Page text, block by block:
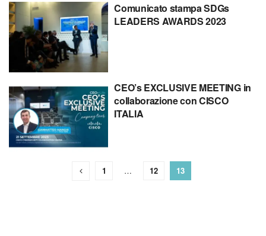
Comunicato stampa SDGs
LEADERS AWARDS 2023
CEO’s EXCLUSIVE MEETING in
collaborazione con CISCO
ITALIA
1 … 12 13